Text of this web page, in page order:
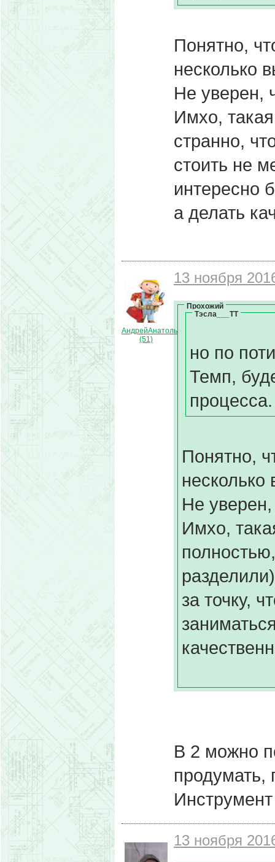
Понятно,
несколько
Не уверен,
Имхо,
странно,
стоить не
интересно
а делать
АндрейАнатольевич
(51)
13 ноября
Прохожий
Тэсла___ТТ
но по
Темп,
Понятно,
несколько
Не
Имхо,
за точку,
В 2 можно
продумать,
13 ноября